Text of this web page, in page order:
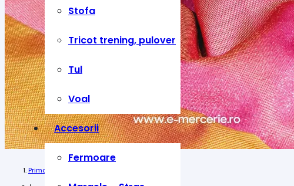
Stofa
Tricot trening, pulover
Tul
Voal
Accesorii
Fermoare
Prima pagină